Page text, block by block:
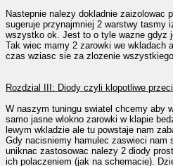
Nastepnie nalezy dokladnie zaizolowac
sugeruje przynajmniej 2 warstwy tasmy
wszystko ok. Jest to o tyle wazne gdyz
Tak wiec mamy 2 zarowki we wkladach
czas wziasc sie za zlozenie
Rozdzial III: Diody czyli klopotliwe
W naszym tuningu swiatel chcemy aby
samo jasne wlokno zarowki w klapie
lewym wkladzie ale tu powstaje nam
Gdy nacisniemy hamulec zaswieci nam
uniknac zastosowac nalezy 2 diody
ich polaczeniem (jak na schemacie).